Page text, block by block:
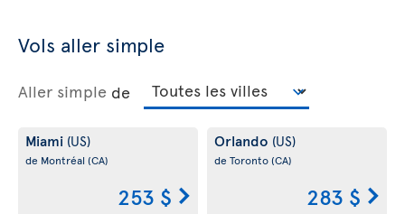
Vols aller simple
Aller simple de
Miami (US)
de Montréal (CA)
253 $
Orlando (US)
de Toronto(CA)
283 $